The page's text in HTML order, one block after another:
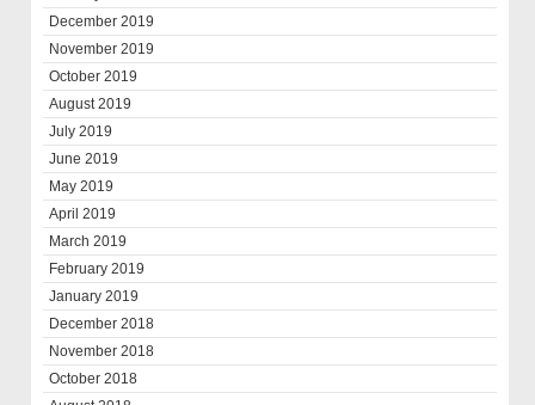
December 2019
November 2019
October 2019
August 2019
July 2019
June 2019
May 2019
April 2019
March 2019
February 2019
January 2019
December 2018
November 2018
October 2018